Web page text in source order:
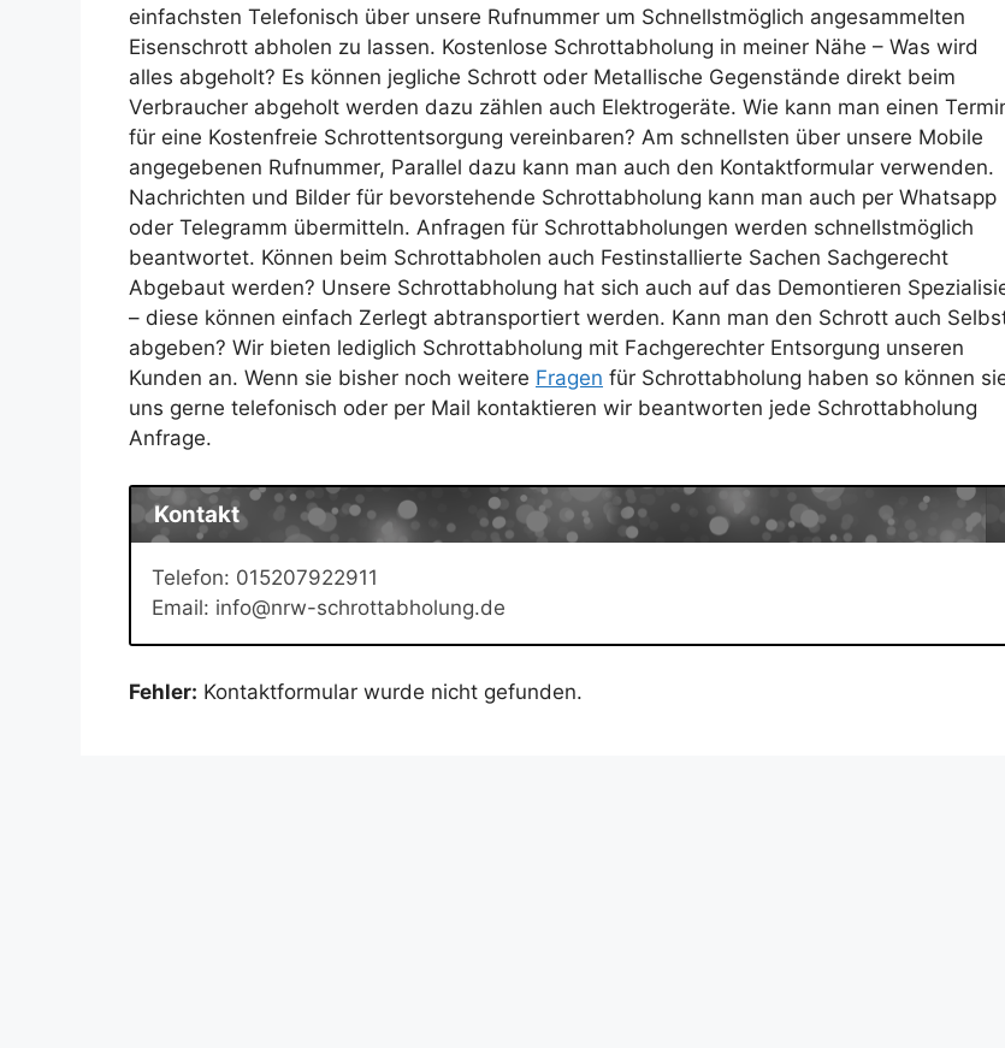
einfachsten Telefonisch über unsere Rufnummer um Schnellstmöglich angesammelten
Eisenschrott abholen zu lassen. Kostenlose Schrottabholung in meiner Nähe – Was wird
alles abgeholt? Es können jegliche Schrott oder Metallische Gegenstände direkt beim
Verbraucher abgeholt werden dazu zählen auch Elektrogeräte. Wie kann man einen
für eine Kostenfreie Schrottentsorgung vereinbaren? Am schnellsten über unsere Mobile
angegebenen Rufnummer, Parallel dazu kann man auch den Kontaktformular verwenden.
Nachrichten und Bilder für bevorstehende Schrottabholung kann man auch per Whatsapp
oder Telegramm übermitteln. Anfragen für Schrottabholungen werden schnellstmöglich
beantwortet. Können beim Schrottabholen auch Festinstallierte Sachen Sachgerecht
Abgebaut werden? Unsere Schrottabholung hat sich auch auf das Demontieren
– diese können einfach Zerlegt abtransportiert werden. Kann man den Schrott auch
abgeben? Wir bieten lediglich Schrottabholung mit Fachgerechter Entsorgung unseren
Kunden an. Wenn sie bisher noch weitere Fragen für Schrottabholung haben so können
uns gerne telefonisch oder per Mail kontaktieren wir beantworten jede Schrottabholung
Anfrage.
Kontakt
Telefon: 015207922911
Email: info@nrw-schrottabholung.de
Fehler: Kontaktformular wurde nicht gefunden.